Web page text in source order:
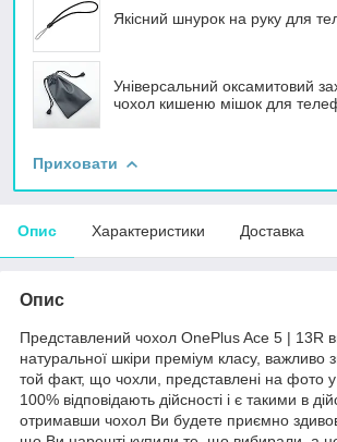
Якісний шнурок на руку для
Універсальний оксамитовий
чохол кишеню мішок для
Приховати
Опис Характеристики Доставка
Опис
Представлений чохол OnePlus Ace 5 | 13R
натуральної шкіри преміум класу, важливо
той факт, що чохли, представлені на фото у
100% відповідають дійсності і є такими в
отримавши чохол Ви будете приємно